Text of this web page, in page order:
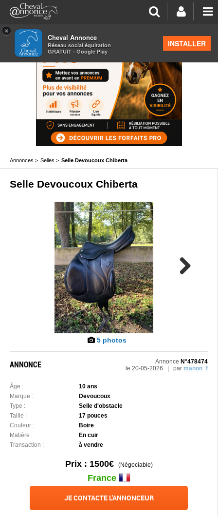
×
Cheval Annonce
Réseau social équitation
GRATUIT - Google Play
INSTALLER
Annonces > Selles > Selle Devoucoux Chiberta
Selle Devoucoux Chiberta
5 photos
ANNONCE Annonce N°478474
le 20-05-2026 | par manon_f
Âge :
10 ans
Marque :
Devoucoux
Type :
Selle d'obstacle
Taille :
17 pouces
Couleur :
Boire
Matière :
En cuir
Transaction :
à vendre
Prix : 1500€(Négociable)
France
JE CONTACTE L'ANNONCEUR